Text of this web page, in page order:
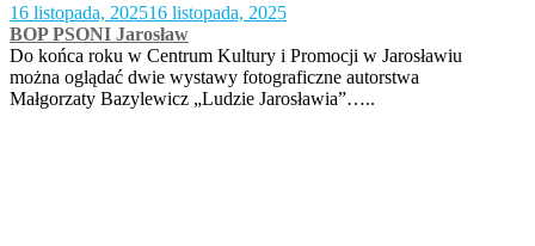
16 listopada, 202516 listopada, 2025
BOP PSONI Jarosław
Do końca roku w Centrum Kultury i Promocji w Jarosławiu
można oglądać dwie wystawy fotograficzne autorstwa
Małgorzaty Bazylewicz „Ludzie Jarosławia”…..